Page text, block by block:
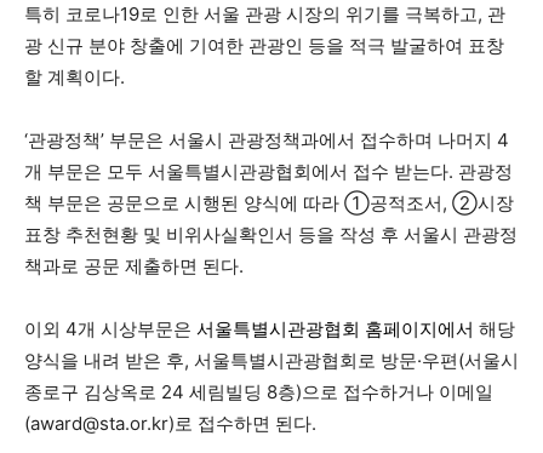
특히 코로나19로 인한 서울 관광 시장의 위기를 극복하고, 관
광 신규 분야 창출에 기여한 관광인 등을 적극 발굴하여 표창
할 계획이다.
‘관광정책’ 부문은 서울시 관광정책과에서 접수하며 나머지 4
개 부문은 모두 서울특별시관광협회에서 접수 받는다. 관광정
책 부문은 공문으로 시행된 양식에 따라 ①공적조서, ②시장
표창 추천현황 및 비위사실확인서 등을 작성 후 서울시 관광정
책과로 공문 제출하면 된다.
이외 4개 시상부문은 서울특별시관광협회 홈페이지에서 해당
양식을 내려 받은 후, 서울특별시관광협회로 방문·우편(서울시
종로구 김상옥로 24 세림빌딩 8층)으로 접수하거나 이메일
(award@sta.or.kr)로 접수하면 된다.